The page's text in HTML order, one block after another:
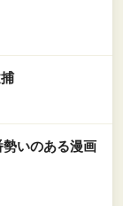
勢いのある漫画